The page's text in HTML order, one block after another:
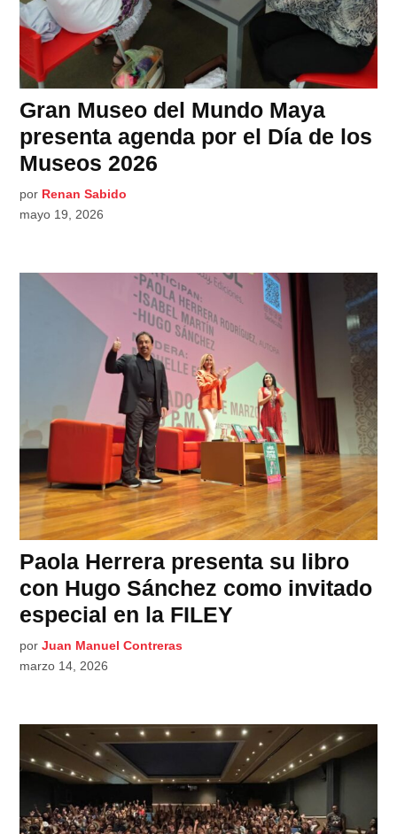
Gran Museo del Mundo Maya
presenta agenda por el Día de los
Museos 2026
por Renan Sabido
mayo 19, 2026
Paola Herrera presenta su libro
con Hugo Sánchez como invitado
especial en la FILEY
por Juan Manuel Contreras
marzo 14, 2026